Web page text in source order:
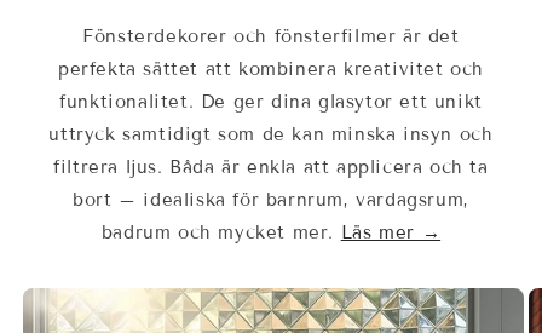
Fönsterdekorer och fönsterfilmer är det
perfekta sättet att kombinera kreativitet och
funktionalitet. De ger dina glasytor ett unikt
uttryck samtidigt som de kan minska insyn och
filtrera ljus. Båda är enkla att applicera och ta
bort – idealiska för barnrum, vardagsrum,
badrum och mycket mer. Läs mer →